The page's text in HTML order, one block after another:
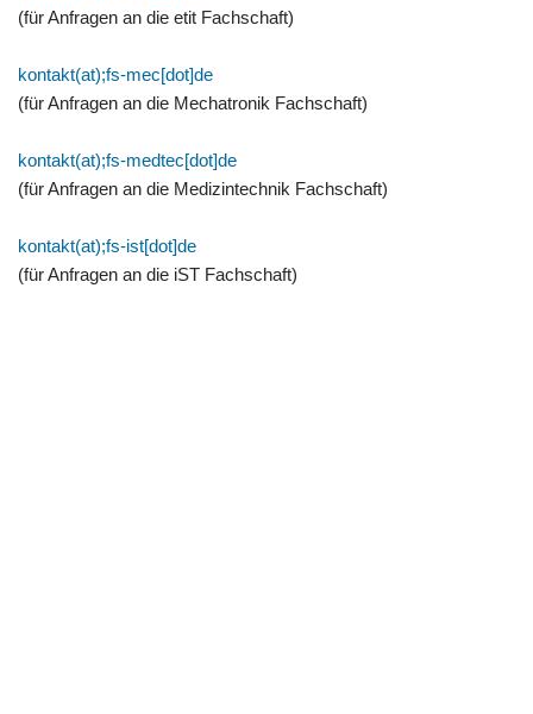
(für Anfragen an die etit Fachschaft)
kontakt(at);fs-mec[dot]de
(für Anfragen an die Mechatronik Fachschaft)
kontakt(at);fs-medtec[dot]de
(für Anfragen an die Medizintechnik Fachschaft)
kontakt(at);fs-ist[dot]de
(für Anfragen an die iST Fachschaft)